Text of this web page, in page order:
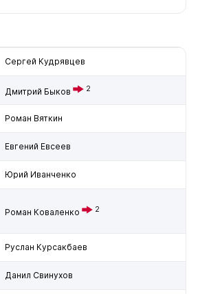
Сергей Кудрявцев
Дмитрий Быков 2
Роман Вяткин
Евгений Евсеев
Юрий Иванченко
Роман Коваленко 2
Руслан Курсакбаев
Данил Свинухов